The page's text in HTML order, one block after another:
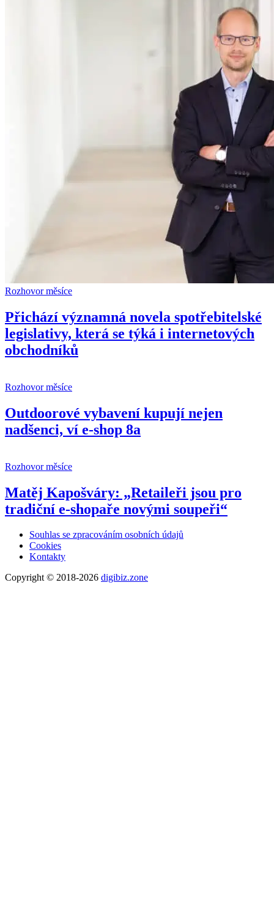
Rozhovor měsíce
Přichází významná novela spotřebitelské
legislativy, která se týká i internetových
obchodníků
Rozhovor měsíce
Outdoorové vybavení kupují nejen
nadšenci, ví e-shop 8a
Rozhovor měsíce
Matěj Kapošváry: „Retaileři jsou pro
tradiční e-shopaře novými soupeři“
Souhlas se zpracováním osobních údajů
Cookies
Kontakty
Copyright © 2018-2026 digibiz.zone